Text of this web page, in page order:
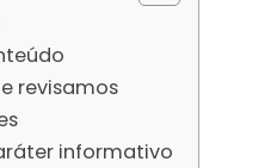
revisamos
informativo